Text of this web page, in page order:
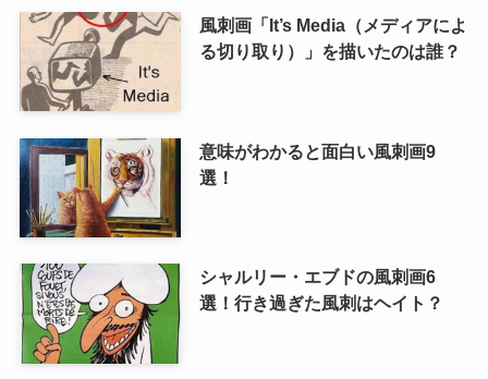
風刺画「It’s Media（メディアによ
る切り取り）」を描いたのは誰？
意味がわかると面白い風刺画9
選！
シャルリー・エブドの風刺画6
選！行き過ぎた風刺はヘイト？